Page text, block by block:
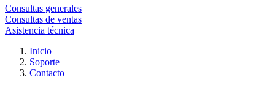
Consultas generales
Consultas de ventas
Asistencia técnica
Inicio
Soporte
Contacto